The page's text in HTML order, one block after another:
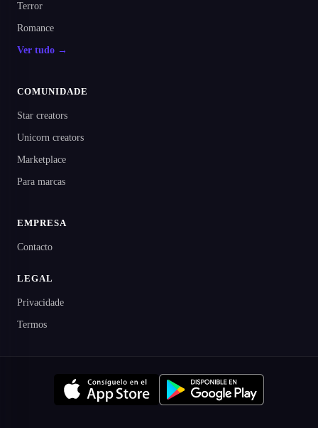
Terror
Romance
Ver tudo →
COMUNIDADE
Star creators
Unicorn creators
Marketplace
Para marcas
EMPRESA
Contacto
LEGAL
Privacidade
Termos